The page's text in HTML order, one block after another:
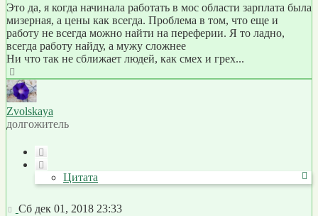
Это да, я когда начинала работать в мос области зарплата была
мизерная, а цены как всегда. Проблема в том, что еще и
работу не всегда можно найти на переферии. Я то ладно,
всегда работу найду, а мужу сложнее
Ни что так не сближает людей, как смех и грех...
к
началу
Zvolskaya
долгожитель
Цитата
Сообщение
Сб дек 01, 2018 23:33